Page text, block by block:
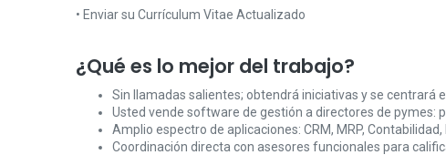
• Enviar su Currículum Vitae Actualizado
¿Qué es lo mejor del trabajo?
Sin llamadas salientes; obtendrá iniciativas y se centrará
Usted vende software de gestión a directores de pymes:
Amplio espectro de aplicaciones: CRM, MRP,
Coordinación directa con asesores funcionales para